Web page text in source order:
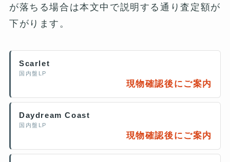
が落ちる場合は本文中で説明する通り査定額が
下がります。
Scarlet
国内盤LP
現物確認後にご案内
Daydream Coast
国内盤LP
現物確認後にご案内